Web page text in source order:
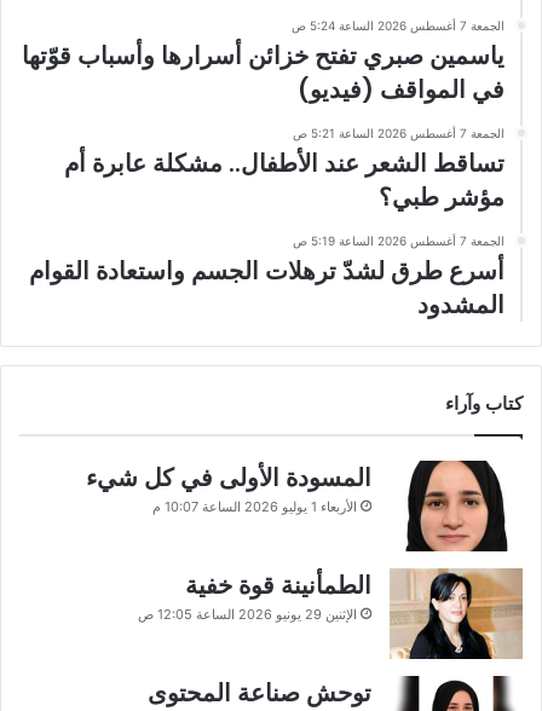
الجمعة 7 أغسطس 2026 الساعة 5:24 ص
ياسمين صبري تفتح خزائن أسرارها وأسباب قوّتها
في المواقف (فيديو)
الجمعة 7 أغسطس 2026 الساعة 5:21 ص
تساقط الشعر عند الأطفال.. مشكلة عابرة أم
مؤشر طبي؟
الجمعة 7 أغسطس 2026 الساعة 5:19 ص
أسرع طرق لشدّ ترهلات الجسم واستعادة القوام
المشدود
كتاب وآراء
المسودة الأولى في كل شيء
الأربعاء 1 يوليو 2026 الساعة 10:07 م
الطمأنينة قوة خفية
الإثنين 29 يونيو 2026 الساعة 12:05 ص
توحش صناعة المحتوى